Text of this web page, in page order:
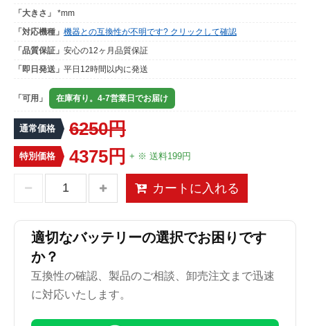
「大きさ」
*mm
「対応機種」 機器との互換性が不明です? クリックして確認
「品質保証」 安心の12ヶ月品質保証
「即日発送」 平日12時間以内に発送
「可用」 在庫有り。4-7営業日でお届け
通常価格 6250円
特別価格 4375円 + ※ 送料199円
カートに入れる
適切なバッテリーの選択でお困りです
か？
互換性の確認、製品のご相談、卸売注文まで迅速
に対応いたします。